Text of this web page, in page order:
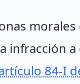
morales
infracción a
84-I